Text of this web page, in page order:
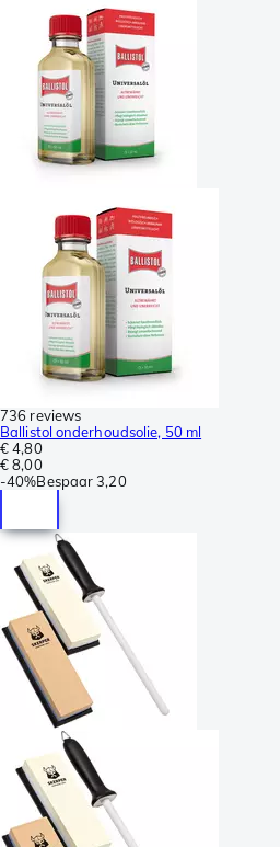
736 reviews
Ballistol onderhoudsolie, 50 ml
€ 4,80
€ 8,00
-40%Bespaar 3,20